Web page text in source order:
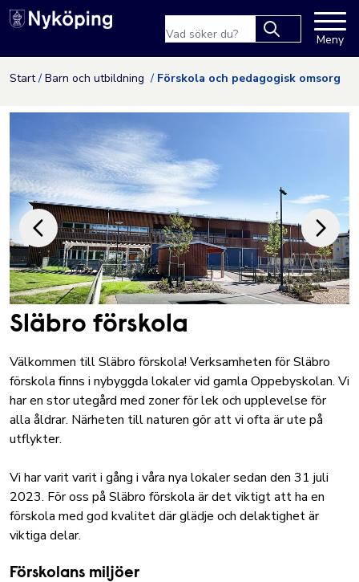
Hoppa till innehåll
Nyköpings kommuns
results.
Meny
Start Barn och utbildning Förskola och pedagogisk omsorg
Släbro förskola
Välkommen till Släbro förskola! Verksamheten för Släbro
förskola finns i nybyggda lokaler vid gamla Oppebyskolan. Vi
har en stor utegård med zoner för lek och upplevelse för
alla åldrar. Närheten till naturen gör att vi ofta är ute på
utflykter.
Vi har varit varit i gång i våra nya lokaler sedan den 31 juli
2023. För oss på Släbro förskola är det viktigt att ha en
förskola med god kvalitet där glädje och delaktighet är
viktiga delar.
Förskolans miljöer